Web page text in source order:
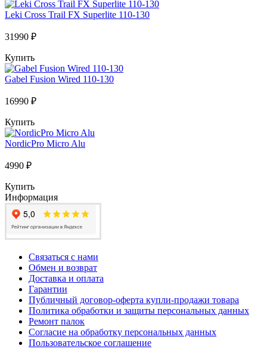
Leki Cross Trail FX Superlite 110-130
31990 ₽
Купить
Gabel Fusion Wired 110-130
16990 ₽
Купить
NordicPro Micro Alu
4990 ₽
Купить
Информация
Связаться с нами
Обмен и возврат
Доставка и оплата
Гарантии
Публичный договор-оферта купли-продажи товара
Политика обработки и защиты персональных данных
Ремонт палок
Согласие на обработку персональных данных
Пользовательское соглашение